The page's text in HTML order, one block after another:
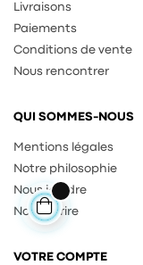
Livraisons
Paiements
Conditions de vente
Nous rencontrer
QUI SOMMES-NOUS
Mentions légales
Notre philosophie
Nous joindre
Nous écrire
VOTRE COMPTE